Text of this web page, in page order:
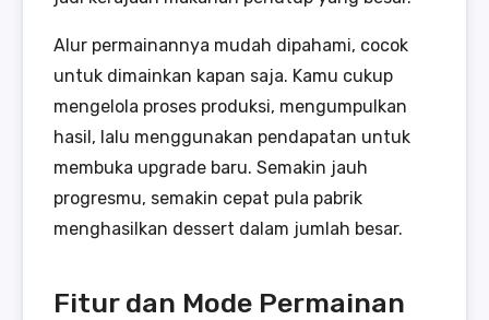
Alur permainannya mudah dipahami, cocok
untuk dimainkan kapan saja. Kamu cukup
mengelola proses produksi, mengumpulkan
hasil, lalu menggunakan pendapatan untuk
membuka upgrade baru. Semakin jauh
progresmu, semakin cepat pula pabrik
menghasilkan dessert dalam jumlah besar.
Fitur dan Mode Permainan